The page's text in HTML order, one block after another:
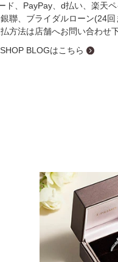
プロポーズサポ
ショップ
ド、PayPay、d払い、楽天
聯、ブライダルローン(24回
法は店舗へお問い合わせ下
BLOGはこちら